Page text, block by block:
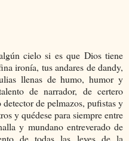
cielo si es que Dios tiene
ironía, tus andares de dandy,
llenas de humo, humor y
de narrador, de certero
de pelmazos, pufistas y
y quédese para siempre entre
y mundano entreverado de
de todas las leyes de la